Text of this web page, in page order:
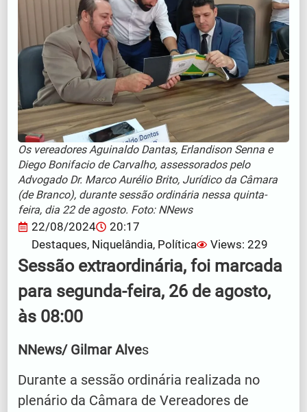
Os vereadores Aguinaldo Dantas, Erlandison Senna e
Diego Bonifacio de Carvalho, assessorados pelo
Advogado Dr. Marco Aurélio Brito, Jurídico da Câmara
(de Branco), durante sessão ordinária nessa quinta-
feira, dia 22 de agosto. Foto: NNews
22/08/2024
20:17
Destaques, Niquelândia, Política Views: 229
Sessão extraordinária, foi marcada
para segunda-feira, 26 de agosto,
às 08:00
NNews/ Gilmar Alves
Durante a sessão ordinária realizada no
plenário da Câmara de Vereadores de